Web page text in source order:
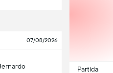
07/08/2026
Partida